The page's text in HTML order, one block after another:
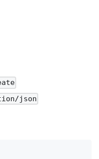
json